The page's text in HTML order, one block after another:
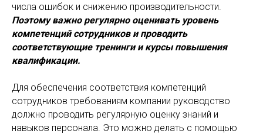
числа ошибок и снижению производительности.
Поэтому важно регулярно оценивать уровень
компетенций сотрудников и проводить
соответствующие тренинги и курсы повышения
квалификации.
Для обеспечения соответствия компетенций
сотрудников требованиям компании руководство
должно проводить регулярную оценку знаний и
навыков персонала. Это можно делать с помощью